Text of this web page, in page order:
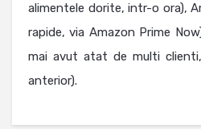
alimentele dorite, intr-o ora),
rapide, via Amazon Prime
mai avut atat de multi
anterior).